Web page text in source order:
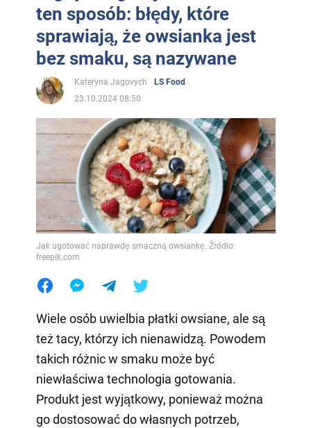
ten sposób: błędy, które
sprawiają, że owsianka jest
bez smaku, są nazywane
Kateryna Jagovych
LS Food
23.10.2024 08:50
Jak ugotować naprawdę smaczną owsiankę. Źródło:
freepik.com
Wiele osób uwielbia płatki owsiane, ale są
też tacy, którzy ich nienawidzą. Powodem
takich różnic w smaku może być
niewłaściwa technologia gotowania.
Produkt jest wyjątkowy, ponieważ można
go dostosować do własnych potrzeb,